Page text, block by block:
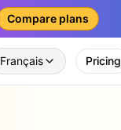
Compare plans
Français Pricing